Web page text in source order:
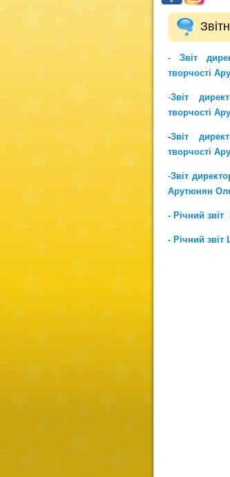
-Звіт
творчості
-Звіт
творчості
-Звіт
творчості
-Звіт
Арутюнян
- Річний
- Річний